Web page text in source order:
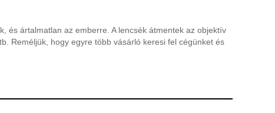
és ártalmatlan az emberre. A lencsék átmentek az objektív
Reméljük, hogy egyre több vásárló keresi fel cégünket és